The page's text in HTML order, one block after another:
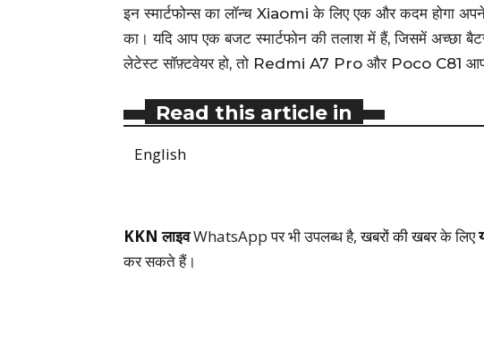
इन स्मार्टफोन्स का लॉन्च Xiaomi के लिए एक और कदम होगा अपने
का। यदि आप एक बजट स्मार्टफोन की तलाश में हैं, जिसमें अच्छा
लेटेस्ट सॉफ़्टवेयर हो, तो Redmi A7 Pro और Poco C81
Read this article in
English
KKN लाइवWhatsApp पर भी उपलब्ध है,खबरों की खबरके लिए
कर सकते हैं।